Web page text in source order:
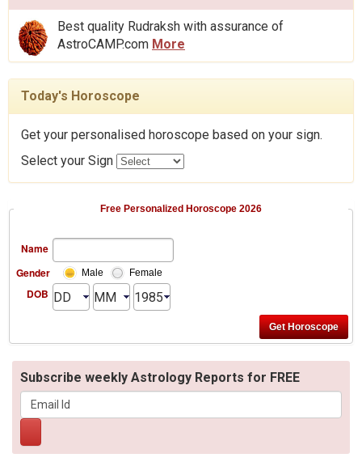
Best quality Rudraksh with assurance of
AstroCAMP.com More
Today's Horoscope
Get your personalised horoscope based on your sign.
Select your Sign
Free Personalized Horoscope 2026
Name
Gender
Male Female
DOB
Subscribe weekly Astrology Reports for FREE